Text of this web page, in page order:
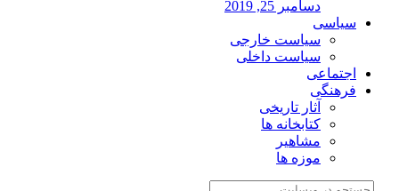
دسامبر 25, 2019
سیاسی
سیاست خارجی
سیاست داخلی
اجتماعی
فرهنگی
آثار تاریخی
کتابخانه ها
مشاهیر
موزه ها